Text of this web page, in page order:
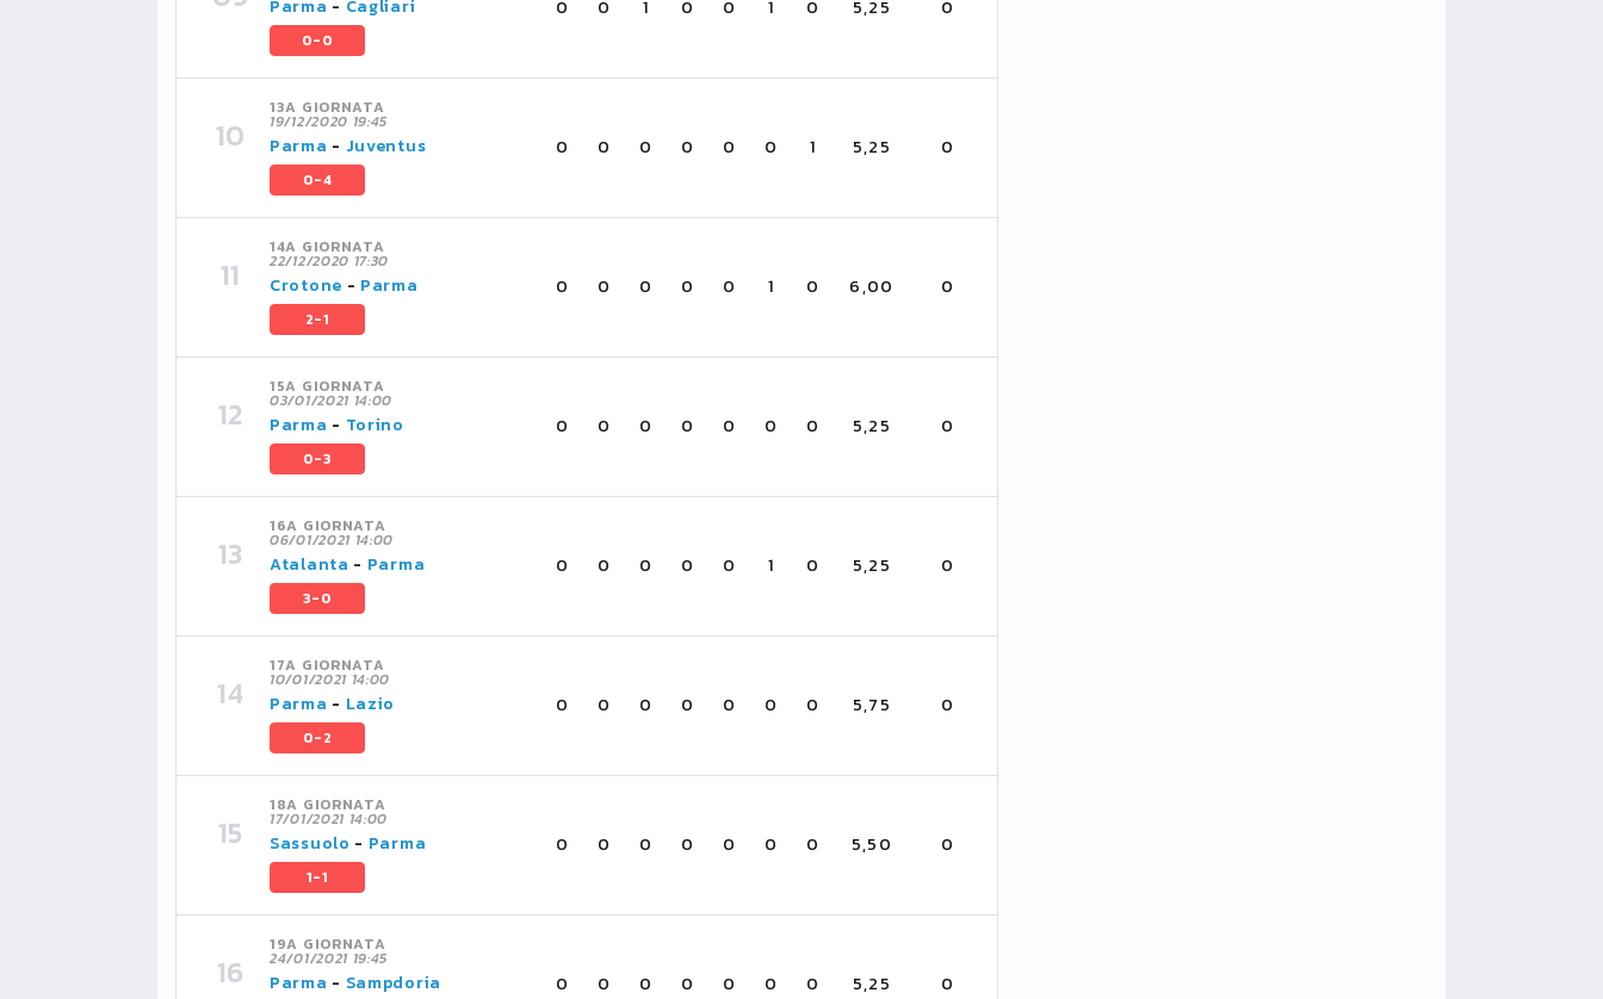
Parma - Cagliari
0-0
0 0 1 0 0 1 0 5,25 0
13A GIORNATA
19/12/2020 19:45
Parma - Juventus
0-4
0 0 0 0 0 0 1 5,25 0
14A GIORNATA
22/12/2020 17:30
Crotone - Parma
2-1
0 0 0 0 0 1 0 6,00 0
15A GIORNATA
03/01/2021 14:00
Parma - Torino
0-3
0 0 0 0 0 0 0 5,25 0
16A GIORNATA
06/01/2021 14:00
Atalanta - Parma
3-0
0 0 0 0 0 1 0 5,25 0
17A GIORNATA
10/01/2021 14:00
Parma - Lazio
0-2
0 0 0 0 0 0 0 5,75 0
18A GIORNATA
17/01/2021 14:00
Sassuolo - Parma
1-1
0 0 0 0 0 0 0 5,50 0
19A GIORNATA
24/01/2021 19:45
Parma - Sampdoria 0 0 0 0 0 0 0 5,25 0